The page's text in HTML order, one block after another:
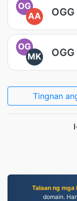
OG
AA
OG
MK
Tingnan
Talaan ng
domain.